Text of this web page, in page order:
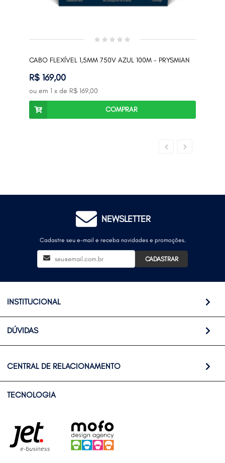
CABO FLEXÍVEL 1,5MM 750V AZUL 100M - PRYSMIAN
R$ 169,00
ou em 1 x de R$ 169,00
COMPRAR
NEWSLETTER
Cadastre seu e-mail e receba novidades e promoções.
CADASTRAR
INSTITUCIONAL
DÚVIDAS
CENTRAL DE RELACIONAMENTO
TECNOLOGIA